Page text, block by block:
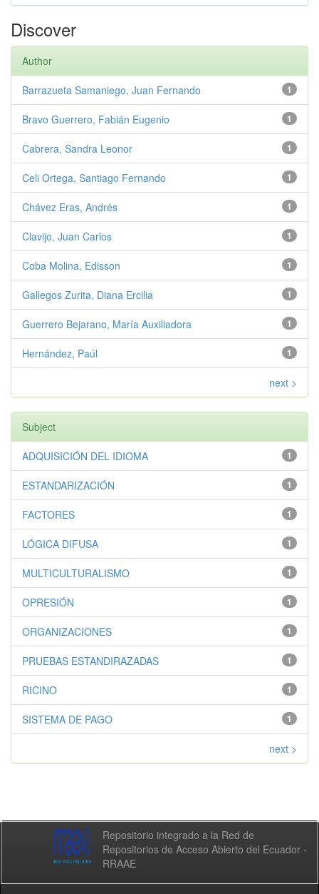
Discover
Author
1
Barrazueta Samaniego, Juan Fernando
1
Bravo Guerrero, Fabián Eugenio
1
Cabrera, Sandra Leonor
1
Celi Ortega, Santiago Fernando
1
Chávez Eras, Andrés
1
Clavijo, Juan Carlos
1
Coba Molina, Edisson
1
Gallegos Zurita, Diana Ercilia
1
Guerrero Bejarano, María Auxiliadora
1
Hernández, Paúl
next >
Subject
1
ADQUISICIÓN DEL IDIOMA
1
ESTANDARIZACIÓN
1
FACTORES
1
LÓGICA DIFUSA
1
MULTICULTURALISMO
1
OPRESIÓN
1
ORGANIZACIONES
1
PRUEBAS ESTANDIRAZADAS
1
RICINO
1
SISTEMA DE PAGO
next >
Repositorio integrado a la Red de
Repositorios de Acceso Abierto del Ecuador -
RRAAE